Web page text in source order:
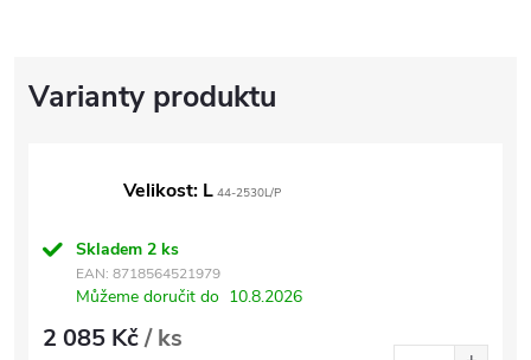
Velikost: L 44-2530L/P
Skladem 2 ks
EAN: 8718564521979
Můžeme doručit do 10.8.2026
2 085 Kč/ ks